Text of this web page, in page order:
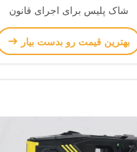
شاک پلیس برای اجرای قانون
بهترین قیمت رو بدست بیار